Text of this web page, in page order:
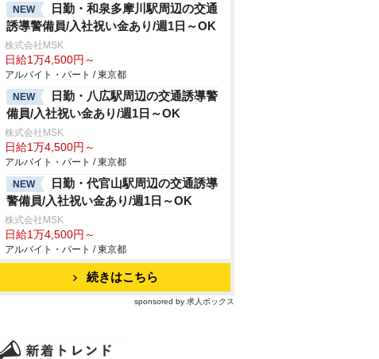
NEW
日勤・和泉多摩川駅周辺の交通
誘導警備員/入社祝い金あり/週1日～OK
株式会社MSK
日給1万4,500円～
アルバイト・パート / 東京都
NEW
日勤・八広駅周辺の交通誘導警
備員/入社祝い金あり/週1日～OK
株式会社MSK
日給1万4,500円～
アルバイト・パート / 東京都
NEW
日勤・代官山駅周辺の交通誘導
警備員/入社祝い金あり/週1日～OK
株式会社MSK
日給1万4,500円～
アルバイト・パート / 東京都
続きはこちら
sponsored by 求人ボックス